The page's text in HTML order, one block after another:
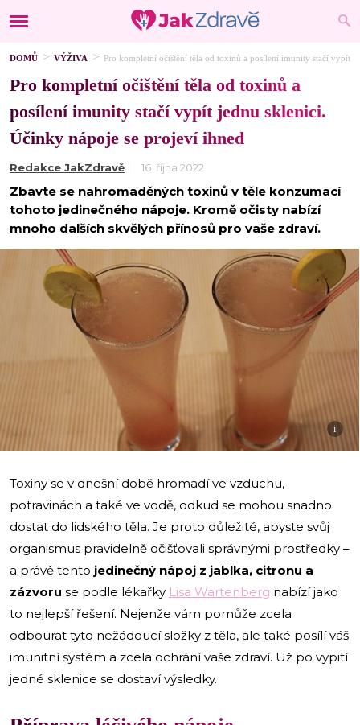
DOMŮ VÝŽIVA Pro kompletní očištění těla od toxinů a posílení imunity stačí vypít
Pro kompletní očištění těla od toxinů a
posílení imunity stačí vypít jednu sklenici.
Účinky nápoje se projeví ihned
Redakce JakZdravě 16. října 2022
Zbavte se nahromaděných toxinů v těle konzumací
tohoto jedinečného nápoje. Kromě očisty nabízí
mnoho dalších skvělých přínosů pro vaše zdraví.
i
Toxiny se v dnešní době hromadí ve vzduchu,
potravinách a také ve vodě, odkud se mohou snadno
dostat do lidského těla. Je proto důležité, abyste svůj
organismus pravidelně očišťovali správnými prostředky –
a právě tento jedinečný nápoj z jablka, citronu a
zázvoru se podle lékařky Lisa Wartenberg nabízí jako
to nejlepší řešení. Nejenže vám pomůže zcela
odbourat tyto nežádoucí složky z těla, ale také posílí váš
imunitní systém a zcela ochrání vaše zdraví. Už po vypití
jedné sklenice se dostaví výsledky.